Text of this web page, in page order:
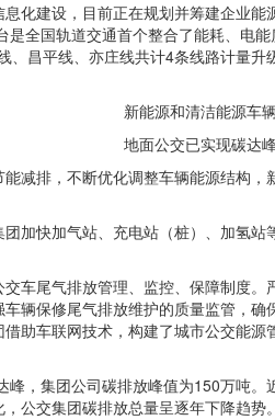
化建设，目前正在规划并筹建企业
全国轨道交通首个整合了能耗、电
昌平线、亦庄线共计4条线路计量
新能源和清洁能源车
地面公交已实现碳达
减排，不断优化调整车辆能源结构
加快加气站、充电站（桩）、加氢
车尾气排放管理、监控、保障制度
辆保修尾气排放维护的质量监管，
助车联网技术，构建了城市公交能
，集团公司碳排放峰值为150万吨
公交集团碳排放总量呈逐年下降趋势。